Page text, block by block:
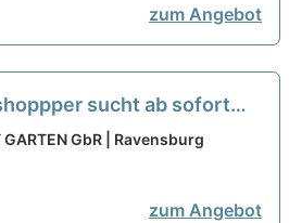
zum Angebot
sucht ab sofort
(m/w/d) im
GARTEN GbR | Ravensburg
zum Angebot